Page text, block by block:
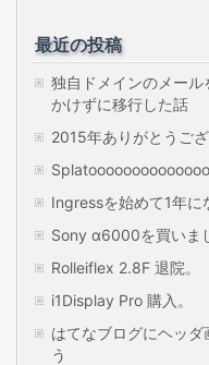
最近の投稿
独自ドメインのメール
かけずに移行した話
2015年ありがとうご
Ingressを始めて1年に
Sony α6000を買いま
Rolleiflex 2.8F 退院。
i1Display Pro 購入。
はてなブログにヘッダ
う